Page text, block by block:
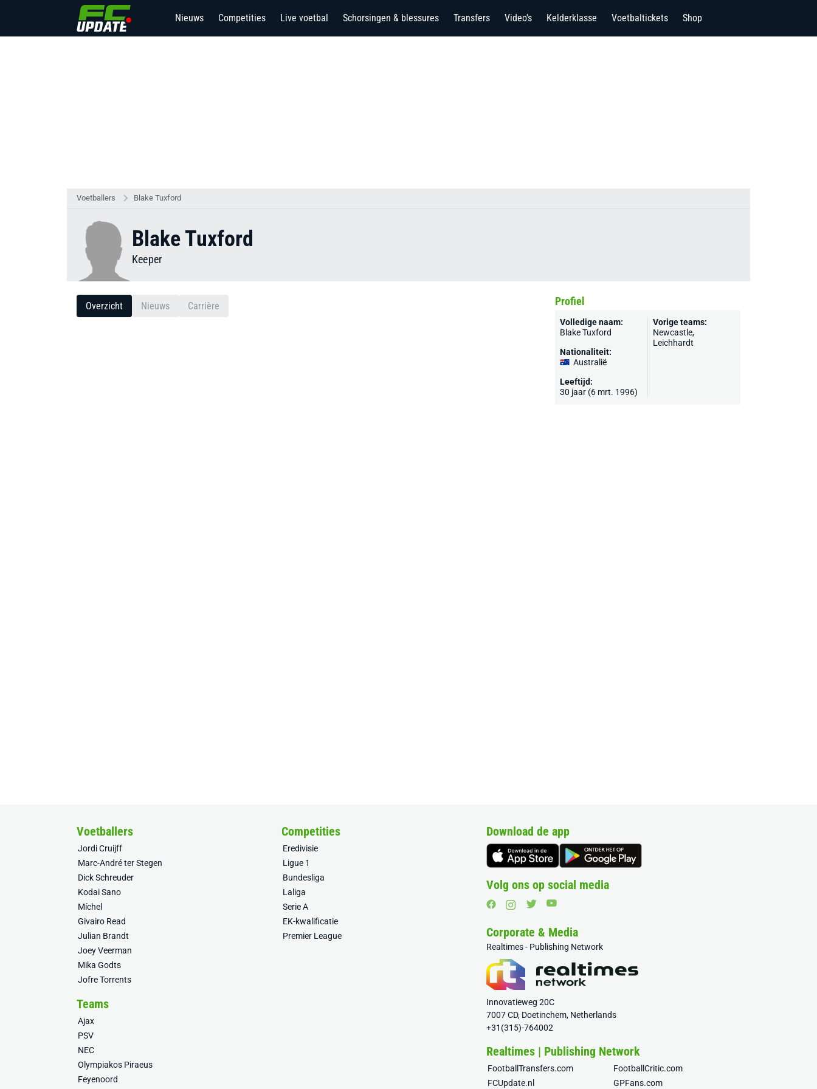
Nieuws Competities Live voetbal Schorsingen & blessures Transfers Video's Kelderklasse Voetbaltickets Shop
Voetballers Blake Tuxford
Blake Tuxford
Keeper
Overzicht Nieuws Carrière Profiel
Volledige naam:
Blake Tuxford
Nationaliteit:
Australië
Leeftijd:
30 jaar (6 mrt. 1996)
Vorige teams:
Newcastle,
Leichhardt
Voetballers
Jordi Cruijff
Marc-André ter Stegen
Dick Schreuder
Kodai Sano
Míchel
Givairo Read
Julian Brandt
Joey Veerman
Mika Godts
Jofre Torrents
Competities
Eredivisie
Ligue 1
Bundesliga
Laliga
Serie A
EK-kwalificatie
Premier League
Teams
Ajax
PSV
NEC
Olympiakos Piraeus
Feyenoord
Download de app
Volg ons op social media
Corporate & Media
Realtimes - Publishing Network
Innovatieweg 20C
7007 CD, Doetinchem, Netherlands
+31(315)-764002
Realtimes | Publishing Network
FootballTransfers.com
FootballCritic.com
FCUpdate.nl
GPFans.com